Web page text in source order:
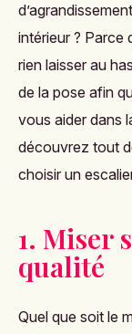
intérieur ? Parce
rien laisser au
de la pose afin
vous aider dans
découvrez tout
choisir un
1. Miser
qualité
Quel que soit le